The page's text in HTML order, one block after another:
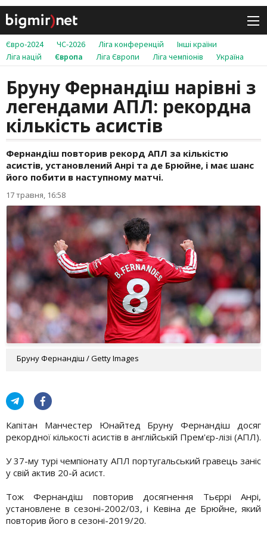
Євро-2024 ЧС-2026 Ліга конференцій
Інші країни
Ліга націй
Європа Ліга Європи Ліга чемпіонів Україна
Бруну Фернандіш нарівні з
легендами АПЛ: рекордна
кількість асистів
Фернандіш повторив рекорд АПЛ за кількістю
асистів, установлений Анрі та де Брюйне, і має шанс
його побити в наступному матчі.
17 травня, 16:58
Бруну Фернандіш / Getty Images
Капітан Манчестер Юнайтед Бруну Фернандіш досяг
рекордної кількості асистів в англійській Прем'єр-лізі (АПЛ).
У 37-му турі чемпіонату АПЛ португальський гравець заніс
у свій актив 20-й асист.
Тож Фернандіш повторив досягнення Тьєррі Анрі,
установлене в сезоні-2002/03, і Кевіна де Брюйне, який
повторив його в сезоні-2019/20.